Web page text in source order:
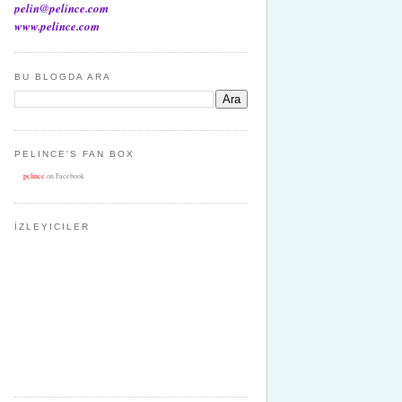
pelin@pelince.com
www.pelince.com
BU BLOGDA ARA
PELINCE'S FAN BOX
pelince on Facebook
İZLEYICILER